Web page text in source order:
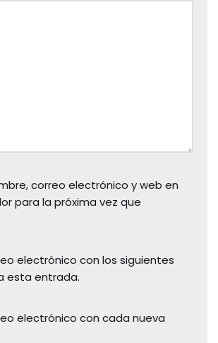
correo electrónico y web en
para la próxima vez que
electrónico con los siguientes
esta entrada.
electrónico con cada nueva